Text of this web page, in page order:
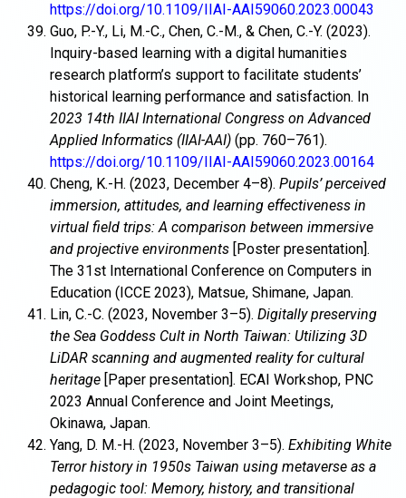
https://doi.org/10.1109/IIAI-AAI59060.2023.00043
Guo, P.-Y., Li, M.-C., Chen, C.-M., & Chen, C.-Y. (2023).
Inquiry-based learning with a digital humanities
research platform’s support to facilitate students’
historical learning performance and satisfaction. In
2023 14th IIAI International Congress on Advanced
Applied Informatics (IIAI-AAI) (pp. 760–761).
https://doi.org/10.1109/IIAI-AAI59060.2023.00164
Cheng, K.-H. (2023, December 4–8). Pupils’ perceived
immersion, attitudes, and learning effectiveness in
virtual field trips: A comparison between immersive
and projective environments [Poster presentation].
The 31st International Conference on Computers in
Education (ICCE 2023), Matsue, Shimane, Japan.
Lin, C.-C. (2023, November 3–5). Digitally preserving
the Sea Goddess Cult in North Taiwan: Utilizing 3D
LiDAR scanning and augmented reality for cultural
heritage [Paper presentation]. ECAI Workshop, PNC
2023 Annual Conference and Joint Meetings,
Okinawa, Japan.
Yang, D. M.-H. (2023, November 3–5). Exhibiting White
Terror history in 1950s Taiwan using metaverse as a
pedagogic tool: Memory, history, and transitional